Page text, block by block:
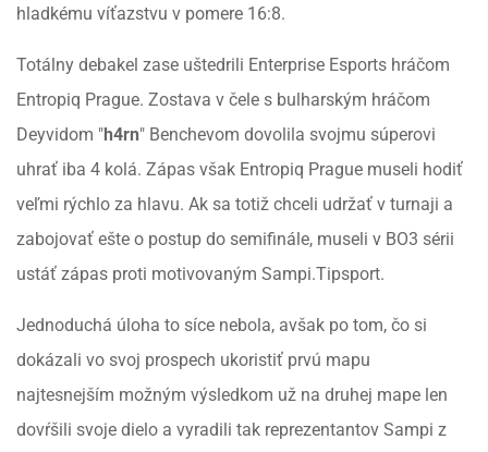
hladkému víťazstvu v pomere 16:8.
Totálny debakel zase uštedrili Enterprise Esports hráčom
Entropiq Prague. Zostava v čele s bulharským hráčom
Deyvidom "h4rn" Benchevom dovolila svojmu súperovi
uhrať iba 4 kolá. Zápas však Entropiq Prague museli hodiť
veľmi rýchlo za hlavu. Ak sa totiž chceli udržať v turnaji a
zabojovať ešte o postup do semifinále, museli v BO3 sérii
ustáť zápas proti motivovaným Sampi.Tipsport.
Jednoduchá úloha to síce nebola, avšak po tom, čo si
dokázali vo svoj prospech ukoristiť prvú mapu
najtesnejším možným výsledkom už na druhej mape len
dovŕšili svoje dielo a vyradili tak reprezentantov Sampi z